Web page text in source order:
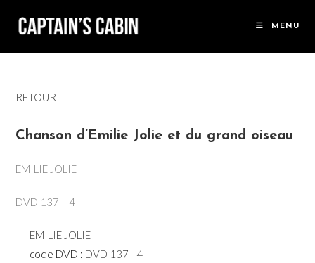
MENU
RETOUR
Chanson d’Emilie Jolie et du grand oiseau
EMILIE JOLIE
DVD 137 – 4
EMILIE JOLIE
code DVD : DVD 137 - 4